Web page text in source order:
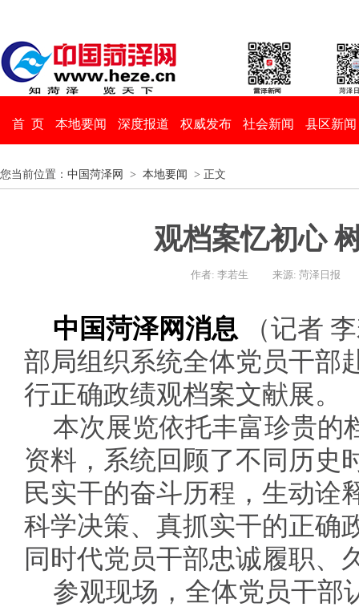
首 页 本地要闻 深度报道 权威发布 社会新闻 县区新闻
您当前位置： 中国菏泽网 > 本地要闻 > 正文
观档案忆初心
作者: 李若生 来源: 菏泽日报
中国菏泽网消息 （记者
部局组织系统全体党员干部
行正确政绩观档案文献展。
本次展览依托丰富珍贵的
资料，系统回顾了不同历史
民实干的奋斗历程，生动诠
科学决策、真抓实干的正确
同时代党员干部忠诚履职、
参观现场，全体党员干部